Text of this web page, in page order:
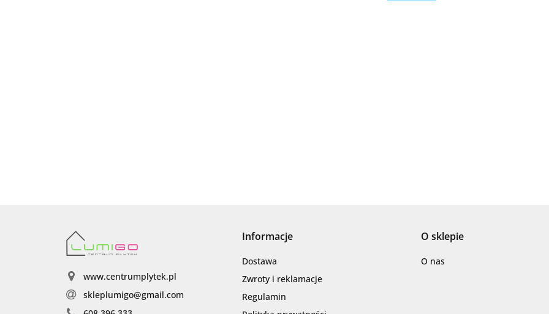
Barwolf
www.centrumplytek.pl
skleplumigo@gmail.com
Informacje
Dostawa
Zwroty i reklamacje
Regulamin
O sklepie
O nas